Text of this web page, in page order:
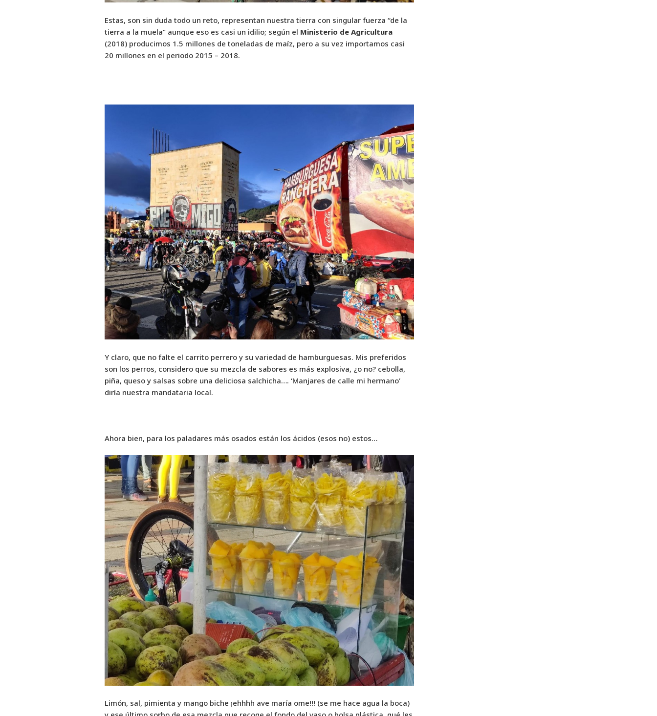
Estas, son sin duda todo un reto, representan nuestra tierra con singular fuerza “de la
tierra a la muela” aunque eso es casi un idilio; según el Ministerio de Agricultura
(2018) producimos 1.5 millones de toneladas de maíz, pero a su vez importamos casi
20 millones en el periodo 2015 – 2018.
Y claro, que no falte el carrito perrero y su variedad de hamburguesas. Mis preferidos
son los perros, considero que su mezcla de sabores es más explosiva, ¿o no? cebolla,
piña, queso y salsas sobre una deliciosa salchicha…. ‘Manjares de calle mi hermano’
diría nuestra mandataria local.
Ahora bien, para los paladares más osados están los ácidos (esos no) estos…
Limón, sal, pimienta y mango biche ¡ehhhh ave maría ome!!! (se me hace agua la boca)